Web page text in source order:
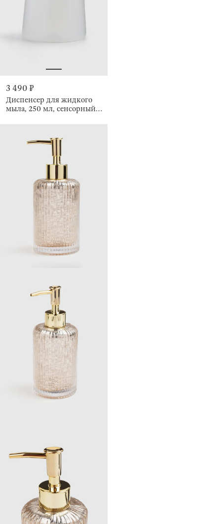
3 490 ₽
Диспенсер для жидкого
мыла, 250 мл, сенсорный,